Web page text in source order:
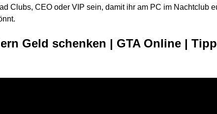
Clubs, CEO oder VIP sein, damit ihr am PC im Nachtclub
Geld schenken | GTA Online |